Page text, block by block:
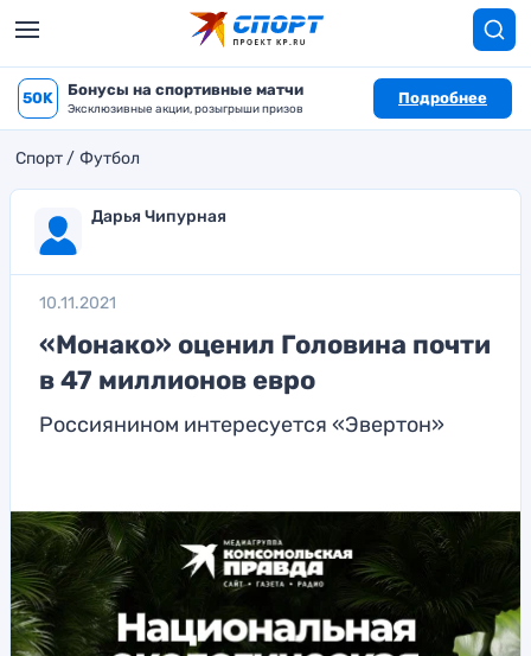
50K Бонусы на спортивные матчи
Эксклюзивные акции, розыгрыши призов
Подробнее
Спорт Футбол
Дарья Чипурная
10.11.2021
«Монако» оценил Головина почти
в 47 миллионов евро
Россиянином интересуется «Эвертон»